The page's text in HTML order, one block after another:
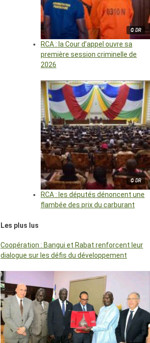
© DR
RCA : la Cour d’appel ouvre sa
première session criminelle de
2026
© DR
RCA : les députés dénoncent une
flambée des prix du carburant
Les plus lus
Coopération : Bangui et Rabat renforcent leur
dialogue sur les défis du développement